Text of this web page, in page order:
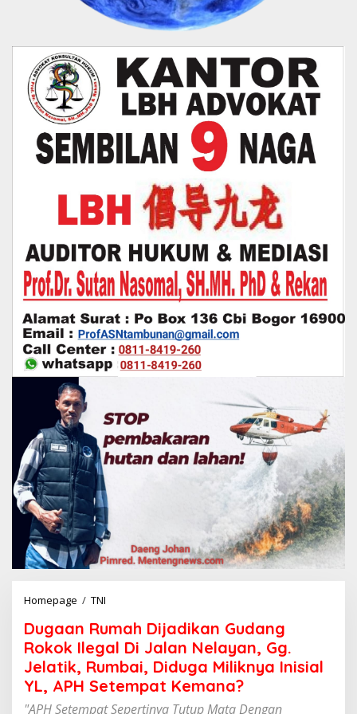
Homepage / TNI
g
a
a
n
R
Dugaan Rumah Dijadikan Gudang
Rokok Ilegal Di Jalan Nelayan, Gg.
Jelatik, Rumbai, Diduga Miliknya Inisial
YL, APH Setempat Kemana?
"APH Setempat Sepertinya Tutup Mata Dengan